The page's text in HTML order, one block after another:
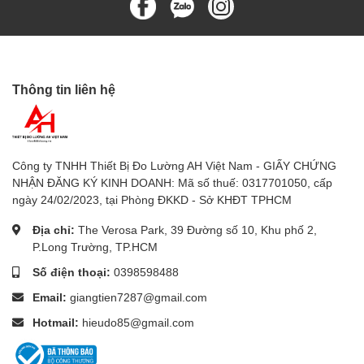
Fluke 568 (-40 đến 800 °C) tại
✅ Giá cạnh tranh – Giao hàng toàn quốc
✅ Tư vấn kỹ thuật chuyên sâu – Hỗ trợ chọn thiết bị phù
hợp
✅ Đội ngũ hỗ trợ sau bán hàng chuyên nghiệp
Thông số kỹ thuật Nhiệt kế hồng ngoại
Fluke 568 (-40 đến 800 °C)
Dải đo nhiệt độ hồng ngoại -40°C đến +800°C
Dải đo nhiệt độ tiếp xúc -270°C đến +1372°C
Tỷ lệ khoảng cách 50:1
Bộ nhớ 99 kết quả
Giao diện USB kết nối máy tính
Thông tin liên hệ
Công ty TNHH Thiết Bị Đo Lường AH Việt Nam - GIẤY CHỨNG
NHẬN ĐĂNG KÝ KINH DOANH: Mã số thuế: 0317701050, cấp
ngày 24/02/2023, tại Phòng ĐKKD - Sở KHĐT TPHCM
Địa chỉ: The Verosa Park, 39 Đường số 10, Khu phố 2,
P.Long Trường, TP.HCM
Số điện thoại: 0398598488
Email: giangtien7287@gmail.com
Hotmail: hieudo85@gmail.com